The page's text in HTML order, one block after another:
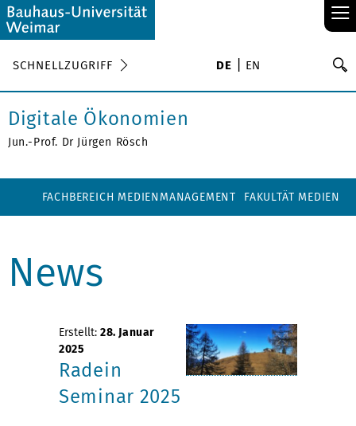
≡
SCHNELLZUGRIFF DE EN
Digitale Ökonomien
Jun.-Prof. Dr Jürgen Rösch
FACHBEREICH MEDIENMANAGEMENT FAKULTÄT MEDIEN
News
Erstellt: 28. Januar
2025
Radein
Seminar 2025